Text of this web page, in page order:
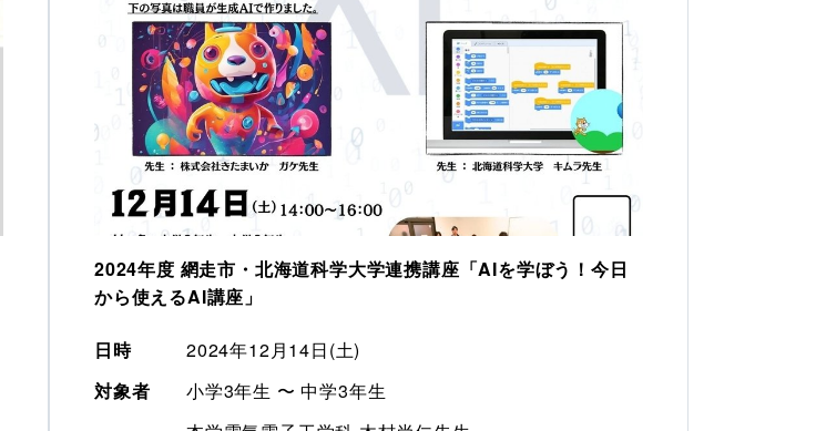
2024年度 網走市・北海道科学大学連携講座「AIを学ぼう！今日
から使えるAI講座」
日時
2024年12月14日(土)
対象者
小学3年生 〜 中学3年生